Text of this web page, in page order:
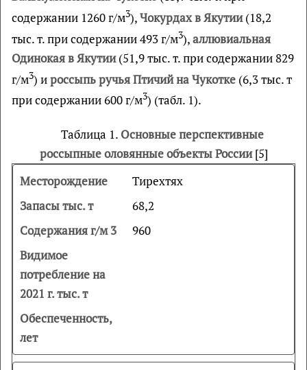
содержании 1260 г/м3),Чокурдах в Якутии(18,2
тыс. т. при содержании 493 г/м3),аллювиальная
Одинокая в Якутии(51,9 тыс. т. при содержании 829
г/м3) ироссыпь ручья Птичий на Чукотке (6,3 тыс. т
при содержании 600 г/м3) (табл. 1).
Таблица 1. Основные перспективные
россыпные оловянные объекты России[5]
Тирехтях
68,2
960